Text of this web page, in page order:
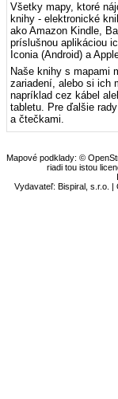
Všetky mapy, ktoré
knihy - elektronické
ako Amazon Kindle,
príslušnou aplikáciou
Iconia (Android) a
Naše knihy s mapami
zariadení, alebo si ich
napríklad cez kábel
tabletu. Pre ďalšie
a čtečkami.
Mapové podklady: ©
riadi tou istou
Vydavateľ: Bispiral, s.r.o. |